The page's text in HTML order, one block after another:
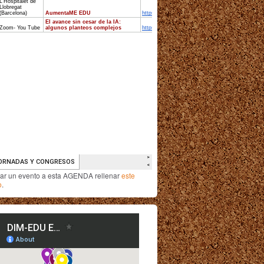
un evento a esta AGENDA rellenareste
.